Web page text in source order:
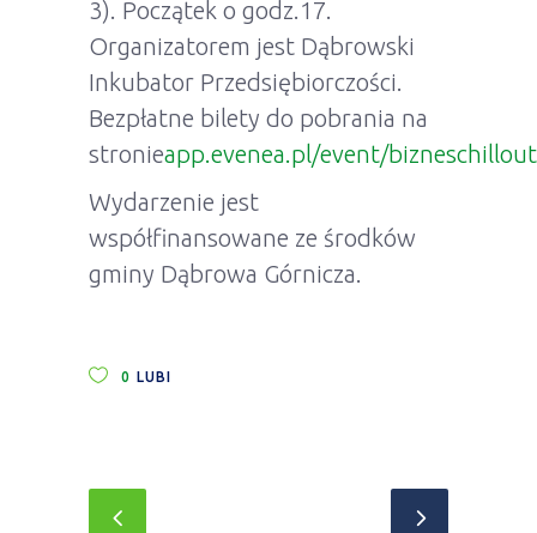
3). Początek o godz.17.
Organizatorem jest Dąbrowski
Inkubator Przedsiębiorczości.
Bezpłatne bilety do pobrania na
stronieapp.evenea.pl/event/
Wydarzenie jest
współfinansowane ze środków
gminy Dąbrowa Górnicza.
0 LUBI